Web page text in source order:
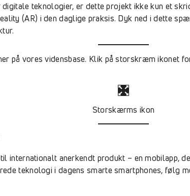
teknologier, er dette projekt ikke kun et
(AR) i den daglige praksis. Dyk ned i dette
på vores vidensbase. Klik på storskræm ikonet
Storskærms ikon
internationalt anerkendt produkt – en mobilapp,
teknologi i dagens smarte smartphones, følg